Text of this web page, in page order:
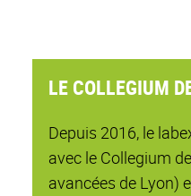
LE COLLEGIUM
Depuis 2016, le
avec le Collegium
avancées de Lyon)